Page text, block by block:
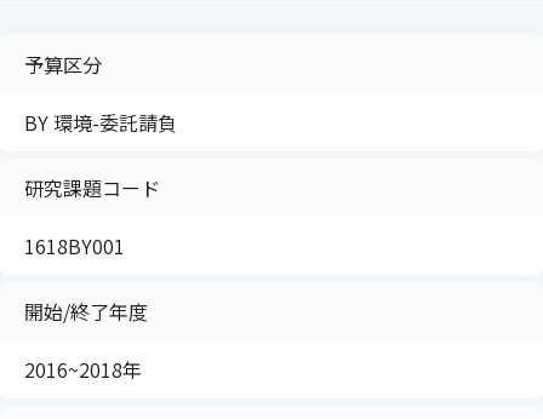
予算区分
BY 環境-委託請負
研究課題コード
1618BY001
開始/終了年度
2016~2018年